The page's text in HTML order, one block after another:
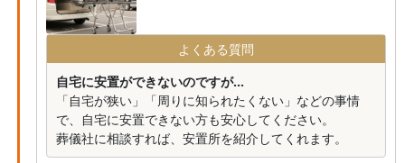
後日の集金にはさすがに別な方を指名しました。当
然支配人が登場などもありません。
今回の対応でこちらの会社の感想ですが、余計な仕
事を増やさないよう必要以外のサービスはしない。お
客からの指示、連絡がなければお客側が悪い。マニュ
アルだけ、またそれ以下の対応です。
そして突然のことで心も動揺している時に色々な事
よくある質問
自宅に安置ができないのですが...
「自宅が狭い」「周りに知られたくない」などの事情
で、自宅に安置できない方も安心してください。
葬儀社に相談すれば、安置所を紹介してくれます。